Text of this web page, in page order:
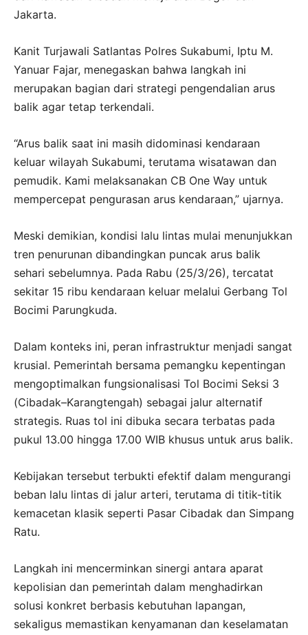
Jakarta.
Kanit Turjawali Satlantas Polres Sukabumi, Iptu M.
Yanuar Fajar, menegaskan bahwa langkah ini
merupakan bagian dari strategi pengendalian arus
balik agar tetap terkendali.
“Arus balik saat ini masih didominasi kendaraan
keluar wilayah Sukabumi, terutama wisatawan dan
pemudik. Kami melaksanakan CB One Way untuk
mempercepat pengurasan arus kendaraan,” ujarnya.
Meski demikian, kondisi lalu lintas mulai menunjukkan
tren penurunan dibandingkan puncak arus balik
sehari sebelumnya. Pada Rabu (25/3/26), tercatat
sekitar 15 ribu kendaraan keluar melalui Gerbang Tol
Bocimi Parungkuda.
Dalam konteks ini, peran infrastruktur menjadi sangat
krusial. Pemerintah bersama pemangku kepentingan
mengoptimalkan fungsionalisasi Tol Bocimi Seksi 3
(Cibadak–Karangtengah) sebagai jalur alternatif
strategis. Ruas tol ini dibuka secara terbatas pada
pukul 13.00 hingga 17.00 WIB khusus untuk arus balik.
Kebijakan tersebut terbukti efektif dalam mengurangi
beban lalu lintas di jalur arteri, terutama di titik-titik
kemacetan klasik seperti Pasar Cibadak dan Simpang
Ratu.
Langkah ini mencerminkan sinergi antara aparat
kepolisian dan pemerintah dalam menghadirkan
solusi konkret berbasis kebutuhan lapangan,
sekaligus memastikan kenyamanan dan keselamatan